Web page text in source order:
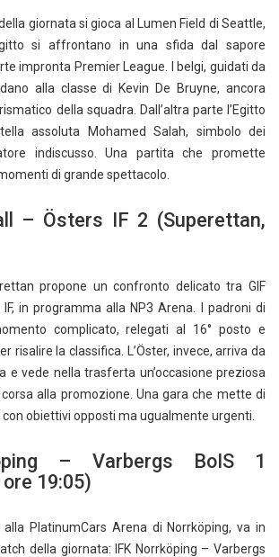
giornata si gioca al Lumen Field di Seattle,
si affrontano in una sfida dal sapore
impronta Premier League. I belgi, guidati da
alla classe di Kevin De Bruyne, ancora
della squadra. Dall’altra parte l’Egitto
assoluta Mohamed Salah, simbolo dei
indiscusso. Una partita che promette
di grande spettacolo.
– Östers IF 2 (Superettan,
propone un confronto delicato tra GIF
in programma alla NP3 Arena. I padroni di
complicato, relegati al 16° posto e
risalire la classifica. L’Öster, invece, arriva da
e vede nella trasferta un’occasione preziosa
alla promozione. Una gara che mette di
obiettivi opposti ma ugualmente urgenti.
– Varbergs BoIS 1
19:05)
PlatinumCars Arena di Norrköping, va in
della giornata: IFK Norrköping – Varbergs